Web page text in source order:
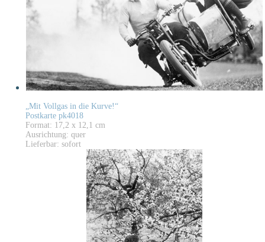
„Mit Vollgas in die Kurve!“
Postkarte pk4018
Format: 17,2 x 12,1 cm
Ausrichtung: quer
Lieferbar: sofort